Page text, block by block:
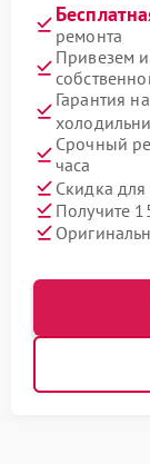
ремонта
Привезем
Гарантия
Срочный
часа
Скидка для
Получите